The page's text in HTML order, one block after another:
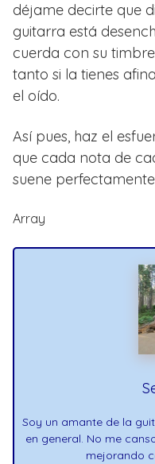
déjame decirte que
guitarra está
cuerda con su
tanto si la tienes
el oído.
Así pues, haz el
que cada nota de
suene
Array
Soy un amante de la
en general. No me
mejorando